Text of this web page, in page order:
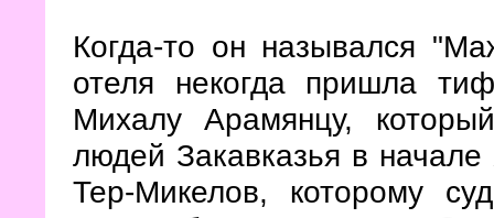
Когда-то он назывался
отеля некогда пришла
Михалу Арамянцу,
людей Закавказья в
Тер-Микелов, которому